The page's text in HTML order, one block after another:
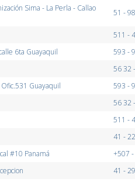
Sima - La Perla - Callao
51 -
511 -
6ta Guayaquil 593 -
56 32
Guayaquil 593 -
56 32
511 -
41 -
#10 Panamá +507
41 -